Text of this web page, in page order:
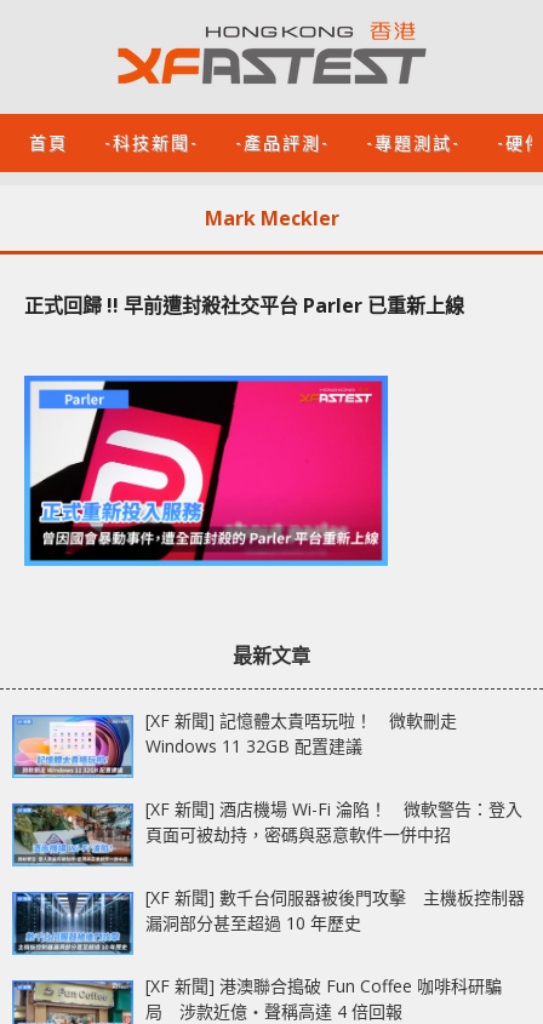
首頁 -科技新聞- -產品評測- -專題測試- -硬
Mark Meckler
正式回歸 !! 早前遭封殺社交平台 Parler 已重新上線
最新文章
[XF 新聞] 記憶體太貴唔玩啦！ 微軟刪走
Windows 11 32GB 配置建議
[XF 新聞] 酒店機場 Wi-Fi 淪陷！ 微軟警告：登入
頁面可被劫持，密碼與惡意軟件一併中招
[XF 新聞] 數千台伺服器被後門攻擊 主機板控制器
漏洞部分甚至超過 10 年歷史
[XF 新聞] 港澳聯合搗破 Fun Coffee 咖啡科研騙
局 涉款近億‧聲稱高達 4 倍回報